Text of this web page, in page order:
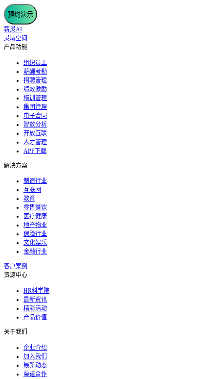
预约演示
薪灵AI
灵域空间
产品功能
组织员工
薪酬考勤
招聘管理
绩效激励
培训管理
集团管理
电子合同
智数分析
开放互联
人才管理
APP下载
解决方案
制造行业
互联网
教育
零售餐饮
医疗健康
地产物业
保险行业
文化娱乐
金融行业
客户案例
资源中心
HR科学院
最新资讯
精彩活动
产品价值
关于我们
企业介绍
加入我们
最新动态
渠道合作